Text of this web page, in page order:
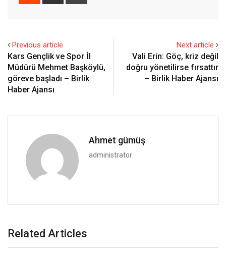
Previous article
Kars Gençlik ve Spor İl
Müdürü Mehmet Başköylü,
göreve başladı – Birlik
Haber Ajansı
Next article
Vali Erin: Göç, kriz değil
doğru yönetilirse fırsattır
– Birlik Haber Ajansı
Ahmet gümüş
administrator
Related Articles